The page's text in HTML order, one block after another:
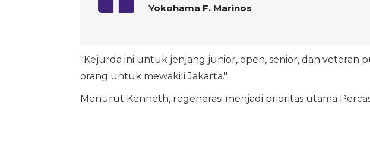
Yokohama F. Marinos
"Kejurda ini untuk jenjang junior, open, senior, dan veteran
orang untuk mewakili Jakarta."
Menurut Kenneth, regenerasi menjadi prioritas utama